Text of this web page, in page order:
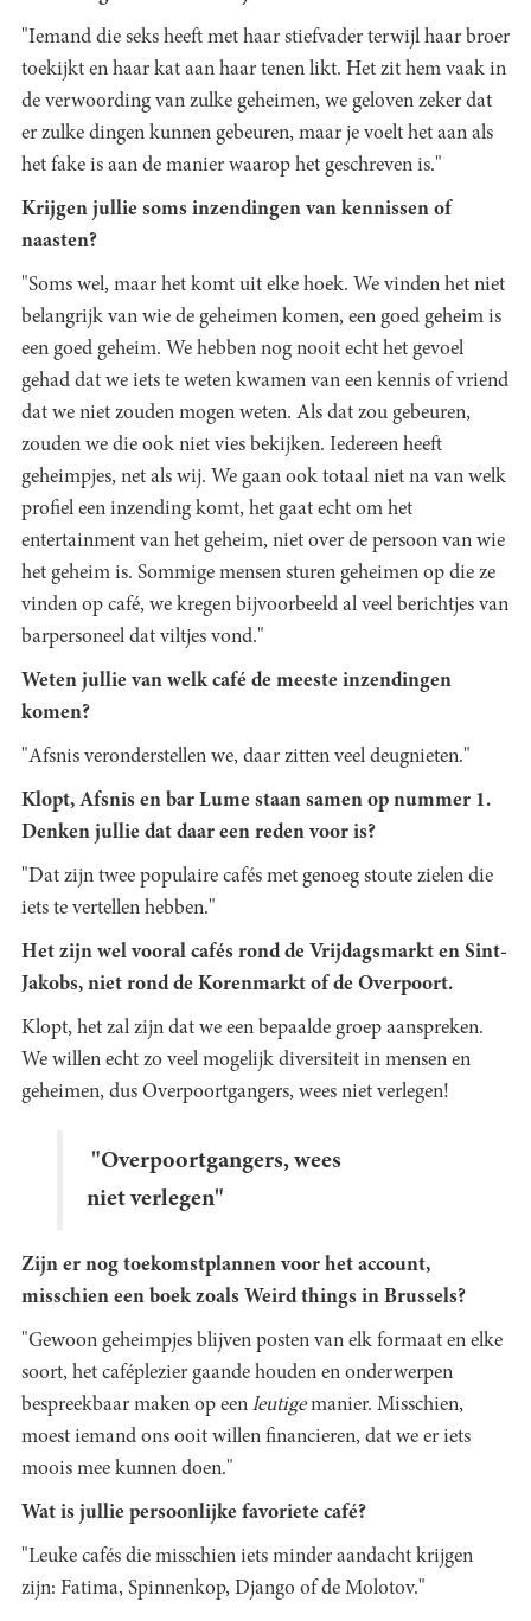
"Iemand die seks heeft met haar stiefvader terwijl haar broer
toekijkt en haar kat aan haar tenen likt. Het zit hem vaak in
de verwoording van zulke geheimen, we geloven zeker dat
er zulke dingen kunnen gebeuren, maar je voelt het aan als
het fake is aan de manier waarop het geschreven is."
Krijgen jullie soms inzendingen van kennissen of
naasten?
"Soms wel, maar het komt uit elke hoek. We vinden het niet
belangrijk van wie de geheimen komen, een goed geheim is
een goed geheim. We hebben nog nooit echt het gevoel
gehad dat we iets te weten kwamen van een kennis of vriend
dat we niet zouden mogen weten. Als dat zou gebeuren,
zouden we die ook niet vies bekijken. Iedereen heeft
geheimpjes, net als wij. We gaan ook totaal niet na van welk
profiel een inzending komt, het gaat echt om het
entertainment van het geheim, niet over de persoon van wie
het geheim is. Sommige mensen sturen geheimen op die ze
vinden op café, we kregen bijvoorbeeld al veel berichtjes van
barpersoneel dat viltjes vond."
Weten jullie van welk café de meeste inzendingen
komen?
"Afsnis veronderstellen we, daar zitten veel deugnieten."
Klopt, Afsnis en bar Lume staan samen op nummer 1.
Denken jullie dat daar een reden voor is?
"Dat zijn twee populaire cafés met genoeg stoute zielen die
iets te vertellen hebben."
Het zijn wel vooral cafés rond de Vrijdagsmarkt en Sint-
Jakobs, niet rond de Korenmarkt of de Overpoort.
Klopt, het zal zijn dat we een bepaalde groep aanspreken.
We willen echt zo veel mogelijk diversiteit in mensen en
geheimen, dus Overpoortgangers, wees niet verlegen!
"Overpoortgangers, wees
niet verlegen"
Zijn er nog toekomstplannen voor het account,
misschien een boek zoals Weird things in Brussels?
"Gewoon geheimpjes blijven posten van elk formaat en elke
soort, het caféplezier gaande houden en onderwerpen
bespreekbaar maken op een leutigemanier. Misschien,
moest iemand ons ooit willen financieren, dat we er iets
moois mee kunnen doen."
Wat is jullie persoonlijke favoriete café?
"Leuke cafés die misschien iets minder aandacht krijgen
zijn: Fatima, Spinnenkop, Django of de Molotov."